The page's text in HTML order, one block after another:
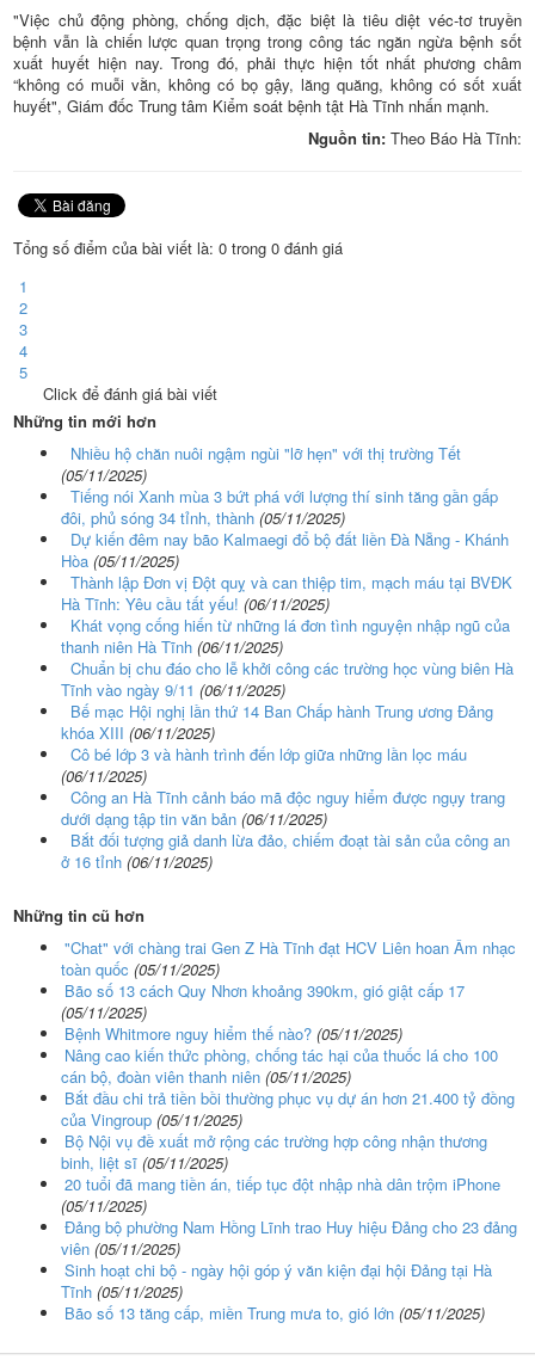
"Việc chủ động phòng, chống dịch, đặc biệt là tiêu diệt véc-tơ truyền
bệnh vẫn là chiến lược quan trọng trong công tác ngăn ngừa bệnh sốt
xuất huyết hiện nay. Trong đó, phải thực hiện tốt nhất phương châm
“không có muỗi vằn, không có bọ gậy, lăng quăng, không có sốt xuất
huyết", Giám đốc Trung tâm Kiểm soát bệnh tật Hà Tĩnh nhấn mạnh.
Nguồn tin: Theo Báo Hà Tĩnh:
Tổng số điểm của bài viết là: 0 trong 0 đánh giá
1
2
3
4
5
Click để đánh giá bài viết
Những tin mới hơn
Nhiều hộ chăn nuôi ngậm ngùi "lỡ hẹn" với thị trường Tết
(05/11/2025)
Tiếng nói Xanh mùa 3 bứt phá với lượng thí sinh tăng gần gấp
đôi, phủ sóng 34 tỉnh, thành (05/11/2025)
Dự kiến đêm nay bão Kalmaegi đổ bộ đất liền Đà Nẵng - Khánh
Hòa (05/11/2025)
Thành lập Đơn vị Đột quỵ và can thiệp tim, mạch máu tại BVĐK
Hà Tĩnh: Yêu cầu tất yếu! (06/11/2025)
Khát vọng cống hiến từ những lá đơn tình nguyện nhập ngũ của
thanh niên Hà Tĩnh (06/11/2025)
Chuẩn bị chu đáo cho lễ khởi công các trường học vùng biên Hà
Tĩnh vào ngày 9/11 (06/11/2025)
Bế mạc Hội nghị lần thứ 14 Ban Chấp hành Trung ương Đảng
khóa XIII (06/11/2025)
Cô bé lớp 3 và hành trình đến lớp giữa những lần lọc máu
(06/11/2025)
Công an Hà Tĩnh cảnh báo mã độc nguy hiểm được ngụy trang
dưới dạng tập tin văn bản (06/11/2025)
Bắt đối tượng giả danh lừa đảo, chiếm đoạt tài sản của công an
ở 16 tỉnh (06/11/2025)
Những tin cũ hơn
"Chat" với chàng trai Gen Z Hà Tĩnh đạt HCV Liên hoan Âm nhạc
toàn quốc (05/11/2025)
Bão số 13 cách Quy Nhơn khoảng 390km, gió giật cấp 17
(05/11/2025)
Bệnh Whitmore nguy hiểm thế nào? (05/11/2025)
Nâng cao kiến thức phòng, chống tác hại của thuốc lá cho 100
cán bộ, đoàn viên thanh niên (05/11/2025)
Bắt đầu chi trả tiền bồi thường phục vụ dự án hơn 21.400 tỷ đồng
của Vingroup (05/11/2025)
Bộ Nội vụ đề xuất mở rộng các trường hợp công nhận thương
binh, liệt sĩ (05/11/2025)
20 tuổi đã mang tiền án, tiếp tục đột nhập nhà dân trộm iPhone
(05/11/2025)
Đảng bộ phường Nam Hồng Lĩnh trao Huy hiệu Đảng cho 23 đảng
viên (05/11/2025)
Sinh hoạt chi bộ - ngày hội góp ý văn kiện đại hội Đảng tại Hà
Tĩnh (05/11/2025)
Bão số 13 tăng cấp, miền Trung mưa to, gió lớn (05/11/2025)